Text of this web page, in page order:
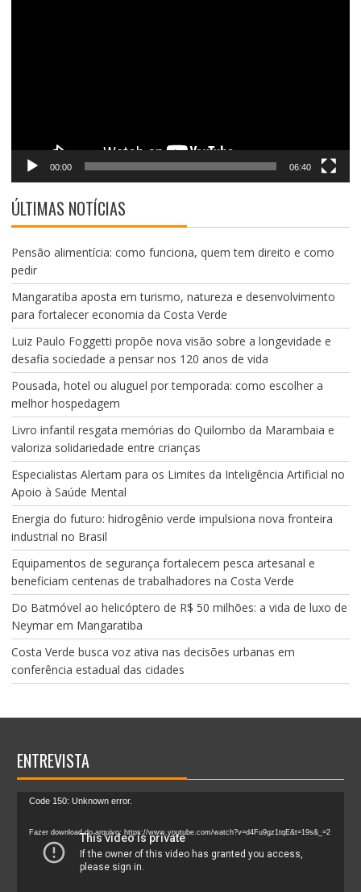
00:00 06:40
ÚLTIMAS NOTÍCIAS
Pensão alimentícia: como funciona, quem tem direito e como
pedir
Mangaratiba aposta em turismo, natureza e desenvolvimento
para fortalecer economia da Costa Verde
Luiz Paulo Foggetti propõe nova visão sobre a longevidade e
desafia sociedade a pensar nos 120 anos de vida
Pousada, hotel ou aluguel por temporada: como escolher a
melhor hospedagem
Livro infantil resgata memórias do Quilombo da Marambaia e
valoriza solidariedade entre crianças
Especialistas Alertam para os Limites da Inteligência Artificial no
Apoio à Saúde Mental
Energia do futuro: hidrogênio verde impulsiona nova fronteira
industrial no Brasil
Equipamentos de segurança fortalecem pesca artesanal e
beneficiam centenas de trabalhadores na Costa Verde
Do Batmóvel ao helicóptero de R$ 50 milhões: a vida de luxo de
Neymar em Mangaratiba
Costa Verde busca voz ativa nas decisões urbanas em
conferência estadual das cidades
ENTREVISTA
Tocador
vídeo
Code 150: Unknown error.
Fazer download do arquivo: https://www.youtube.com/watch?v=d4Fu9gz1tqE&t=19s&_=2